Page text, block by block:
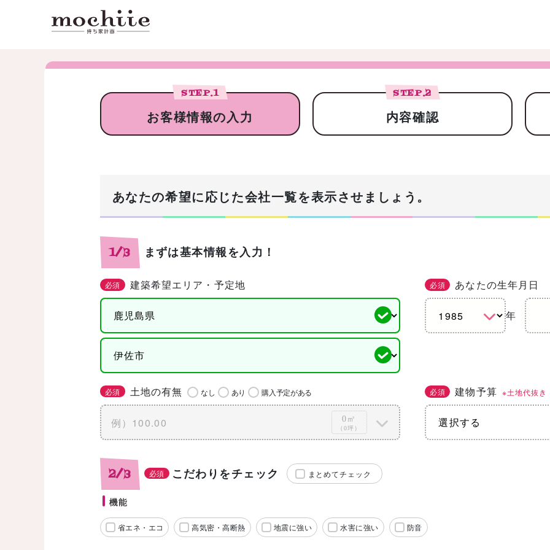
STEP.1
お客様情報の入力
STEP.2
内容確認
あなたの希望に応じた会社一覧を表示させましょう。
1/3 まずは基本情報を入力！
必須 建築希望エリア・予定地 必須 あなたの生年月日
年
必須 土地の有無 なし あり 購入予定がある
0㎡
（0坪）
必須 建物予算 ※土地代抜き
2/3 必須 こだわりをチェック まとめてチェック
機能
省エネ・エコ 高気密・高断熱 地震に強い 水害に強い 防音